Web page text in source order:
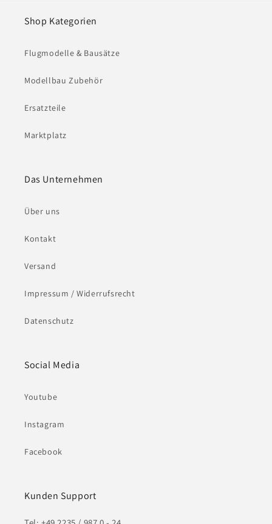
Shop Kategorien
Flugmodelle & Bausätze
Modellbau Zubehör
Ersatzteile
Marktplatz
Das Unternehmen
Über uns
Kontakt
Versand
Impressum / Widerrufsrecht
Datenschutz
Social Media
Youtube
Instagram
Facebook
Kunden Support